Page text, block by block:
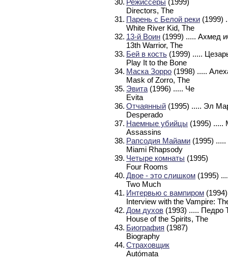
Directors, The
31. Парень с Белой реки (1999)
White River Kid, The
32. 13-й Воин (1999) ..... Ахмед
13th Warrior, The
33. Бей в кость (1999) .....
Play It to the Bone
34. Маска Зорро (1998) .....
Mask of Zorro, The
35. Эвита (1996) ..... Че
Evita
36. Отчаянный (1995) ..... Эл
Desperado
37. Наемные убийцы (1995) .....
Assassins
38. Рапсодия Майами (1995) .....
Miami Rhapsody
39. Четыре комнаты (1995)
Four Rooms
40. Двое - это слишком (1995)
Two Much
41. Интервью с вампиром
Interview with the Vampire:
42. Дом духов (1993) ..... Педро
House of the Spirits, The
43. Биография (1987)
Biography
44. Страховщик
Autómata